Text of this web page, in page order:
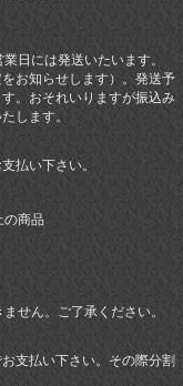
日には発送いたいます。
お知らせします）。発送予
。おそれいりますが振込み
します。
払い下さい。
の商品
せん。ご了承ください。
支払い下さい。その際分割